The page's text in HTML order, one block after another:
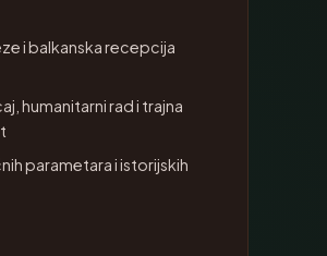
i balkanska recepcija
humanitarni rad i trajna
parametara i istorijskih